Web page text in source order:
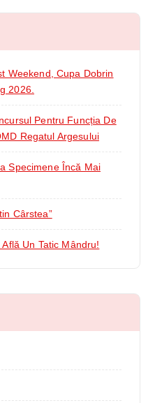
Weekend, Cupa Dobrin
2026.
Pentru Funcția De
Regatul Argesului
Specimene Încă Mai
Cârstea”
Un Tatic Mândru!